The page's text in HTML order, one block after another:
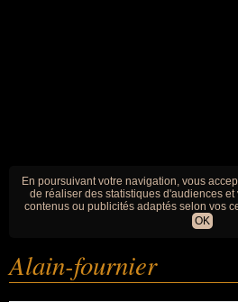
En poursuivant votre navigation, vous
de réaliser des statistiques d'audiences
contenus ou publicités adaptés selon vos
OK
Alain-fournier